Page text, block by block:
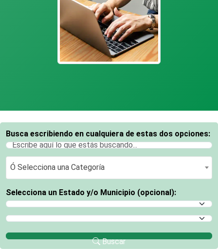
Busca escribiendo en cualquiera de estas dos opciones:
Ó Selecciona una Categoría
Ó Selecciona una Categoría
Selecciona un Estado y/o Municipio (opcional):
Selecciona un Estado
Selecciona un Municipio
Buscar